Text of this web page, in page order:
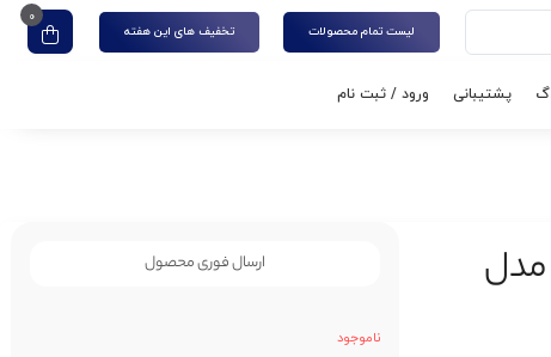
لیست تمام محصولات تخفیف های این هفته
0
پشتیبانی ورود / ثبت نام
کیبورد گیمینگ باسیم برند Genius مدل
ارسال فوری محصول
ناموجود